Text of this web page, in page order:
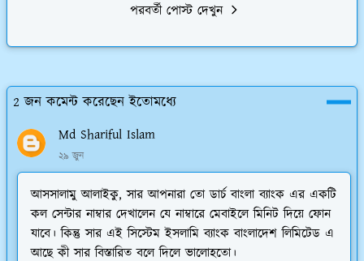
পরবর্তী পোস্ট দেখুন
2 জন কমেন্ট করেছেন ইতোমধ্যে
Md Shariful Islam
২৯ জুন
আসসালামু আলাইকু, সার আপনারা তো ডার্চ বাংলা ব্যাংক এর একটি
কল সেন্টার নাম্বার দেখালেন যে নাম্বারে মেবাইলে মিনিট দিয়ে ফোন
যাবে। কিন্তু সার এই সিস্টেম ইসলামি ব্যাংক বাংলাদেশ লিমিটেড এ
আছে কী সার বিস্তারিত বলে দিলে ভালোহতো।